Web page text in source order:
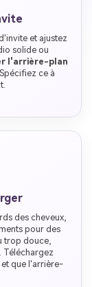
et ajustez
solide ou
l'arrière-plan
ce à
des cheveux,
pour des
trop douce,
Téléchargez
et que l'arrière-